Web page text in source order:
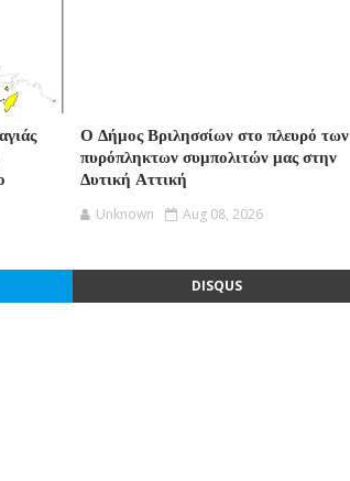
Ο Δήμος Βριλησσίων στο πλευρό των
πυρόπληκτων συμπολιτών μας στην
Δυτική Αττική
Unknown Aug 08, 2026
DISQUS